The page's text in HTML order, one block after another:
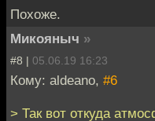
Похоже.
Микояныч »
#8 | 05.06.19 16:23
Кому: aldeano, #6
> Так вот откуда